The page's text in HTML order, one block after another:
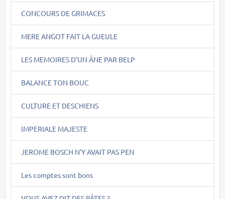
CONCOURS DE GRIMACES
MERE ANGOT FAIT LA GUEULE
LES MEMOIRES D'UN ÂNE PAR BELP
BALANCE TON BOUC
CULTURE ET DESCHIENS
IMPERIALE MAJESTE
JEROME BOSCH N'Y AVAIT PAS PEN
Les comptes sont bons